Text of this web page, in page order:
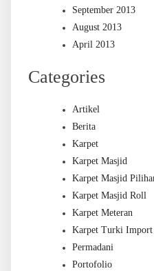
September 2013
August 2013
April 2013
Categories
Artikel
Berita
Karpet
Karpet Masjid
Karpet Masjid
Karpet Masjid Roll
Karpet Meteran
Karpet Turki Import
Permadani
Portofolio